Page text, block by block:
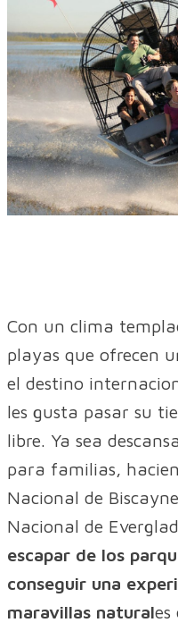
Con un clima
playas que ofrecen
el destino
les gusta pasar su
libre. Ya sea
para familias,
Nacional de
Nacional de
escapar de los
conseguir una
maravillas naturales